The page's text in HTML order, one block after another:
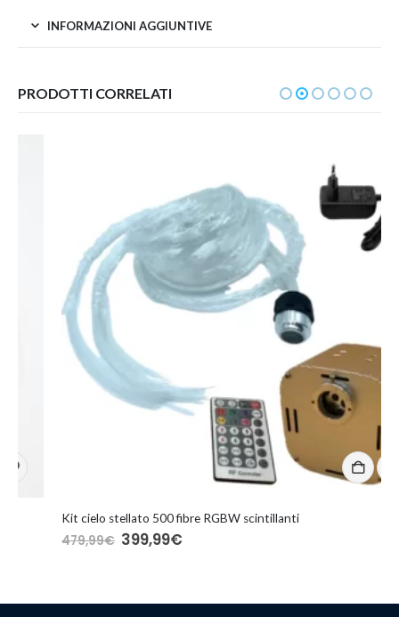
INFORMAZIONI AGGIUNTIVE
PRODOTTI CORRELATI
Kit cielo stellato 500 fibre RGBW scintillanti
€ Il
prezzo
399,99€Il
prezzo